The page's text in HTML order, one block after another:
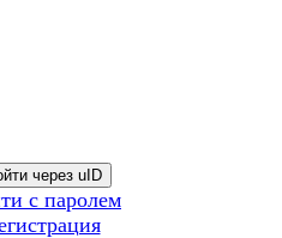
через uID
с паролем